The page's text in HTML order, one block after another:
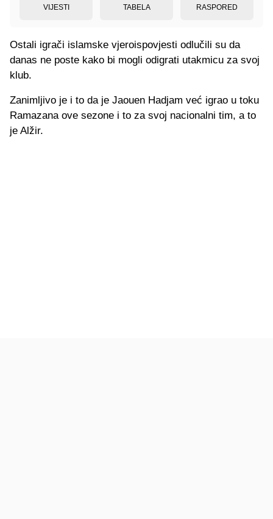
VIJESTI TABELA RASPORED
Ostali igrači islamske vjeroispovjesti odlučili su da
danas ne poste kako bi mogli odigrati utakmicu za svoj
klub.
Zanimljivo je i to da je Jaouen Hadjam već igrao u toku
Ramazana ove sezone i to za svoj nacionalni tim, a to
je Alžir.